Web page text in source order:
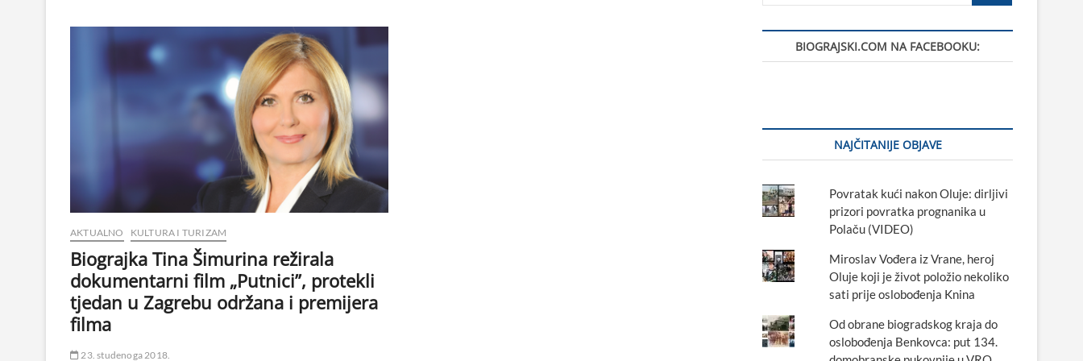
AKTUALNO KULTURA I TURIZAM
Biograjka Tina Šimurina režirala
dokumentarni film „Putnici”, protekli
tjedan u Zagrebu održana i premijera
filma
23. studenoga 2018.
BIOGRAJSKI.COM NA FACEBOOKU:
NAJČITANIJE OBJAVE
Povratak kući nakon Oluje: dirljivi
prizori povratka prognanika u
Polaču (VIDEO)
Miroslav Vođera iz Vrane, heroj
Oluje koji je život položio nekoliko
sati prije oslobođenja Knina
Od obrane biogradskog kraja do
oslobođenja Benkovca: put 134.